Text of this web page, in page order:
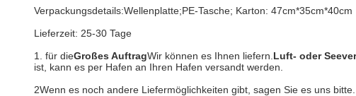
Verpackungsdetails:Wellenplatte;PE-Tasche; Karton: 47cm*35cm*40cm
Lieferzeit: 25-30 Tage
1. für dieGroßes AuftragWir können es Ihnen liefern. Luft- oder
ist, kann es per Hafen an Ihren Hafen versandt werden.
2Wenn es noch andere Liefermöglichkeiten gibt, sagen Sie es uns bitte.